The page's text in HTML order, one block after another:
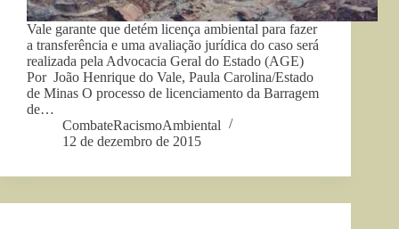
Vale garante que detém licença ambiental para fazer
a transferência e uma avaliação jurídica do caso será
realizada pela Advocacia Geral do Estado (AGE)
Por João Henrique do Vale, Paula Carolina/Estado
de Minas O processo de licenciamento da Barragem
de…
CombateRacismoAmbiental
12 de dezembro de 2015